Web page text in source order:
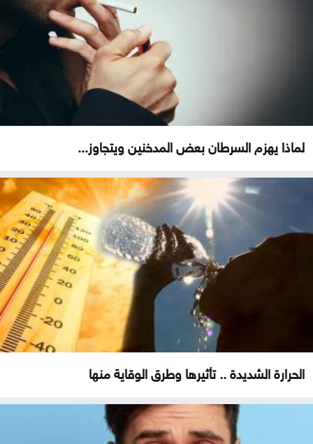
لماذا يهزم السرطان بعض المدخنين ويتجاوز...
الحرارة الشديدة .. تأثيرها وطرق الوقاية منها